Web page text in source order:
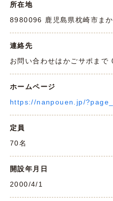
所在地
8980096 鹿児島県枕崎市ま
連絡先
お問い合わせはかごサポま
ホームページ
https://nanpouen.jp/
定員
70名
開設年月日
2000/4/1